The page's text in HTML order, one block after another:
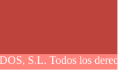
S.L. Todos los